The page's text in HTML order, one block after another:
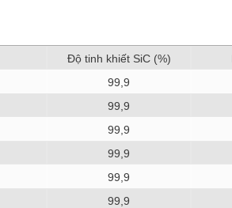
Độ tinh khiết SiC (%)
99,9
99,9
99,9
99,9
99,9
99,9